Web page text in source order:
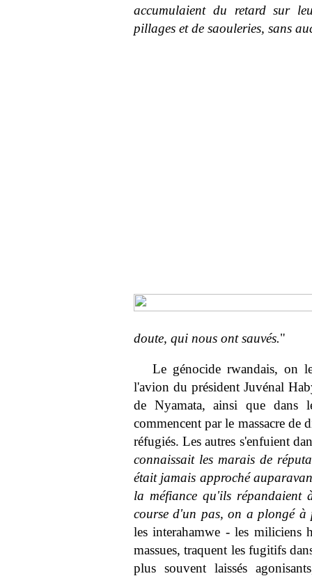
accumulaient du retard sur
pillages et de saouleries, sans
doute, qui nous ont sauvés."
Le génocide rwandais, on
l'avion du président Juvénal
de Nyamata, ainsi que dans
commencent par le massacre de
réfugiés. Les autres s'enfuient
connaissait les marais de
était jamais approché
la méfiance qu'ils
course d'un pas, on a plongé à
les interahamwe - les miliciens
massues, traquent les fugitifs
plus souvent laissés